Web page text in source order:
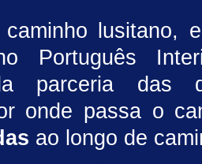
lusitano,
Português
parceria das
onde passa o
ao longo de